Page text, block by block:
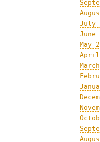
July
June
May
April